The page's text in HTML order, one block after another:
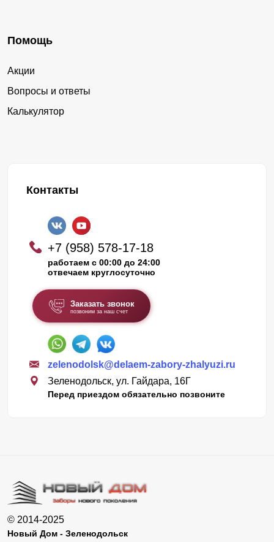
Помощь
Акции
Вопросы и ответы
Калькулятор
Контакты
+7 (958) 578-17-18
работаем с 00:00 до 24:00
отвечаем круглосуточно
Заказать звонок
позвоним за наш счет
zelenodolsk@delaem-zabory-zhalyuzi.ru
Зеленодольск, ул. Гайдара, 16Г
Перед приездом обязательно позвоните
© 2014-2025
Новый Дом - Зеленодольск